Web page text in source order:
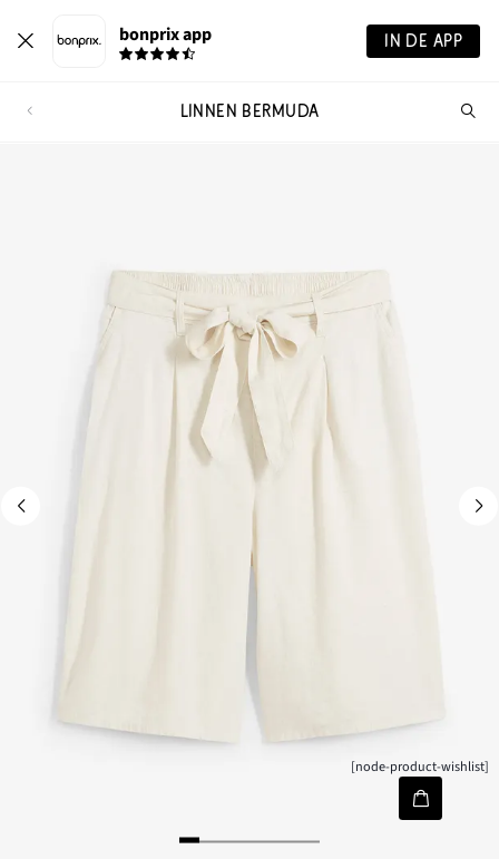
bonprix app IN DE APP
LINNEN BERMUDA
[node-product-wishlist]